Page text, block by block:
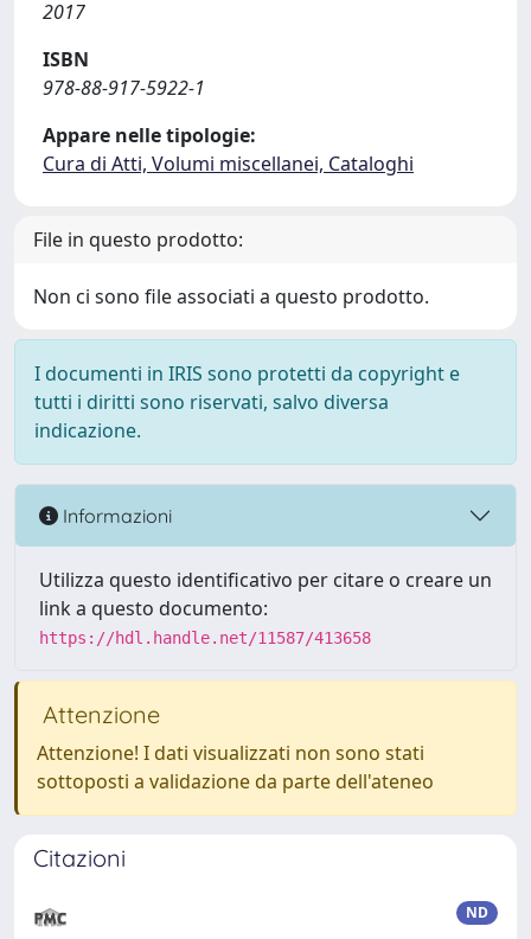
2017
ISBN
978-88-917-5922-1
Appare nelle tipologie:
Cura di Atti, Volumi miscellanei, Cataloghi
File in questo prodotto:
Non ci sono file associati a questo prodotto.
I documenti in IRIS sono protetti da copyright e
tutti i diritti sono riservati, salvo diversa
indicazione.
Informazioni
Utilizza questo identificativo per citare o creare un
link a questo documento:
https://hdl.handle.net/11587/413658
Attenzione
Attenzione! I dati visualizzati non sono stati
sottoposti a validazione da parte dell'ateneo
Citazioni
ND